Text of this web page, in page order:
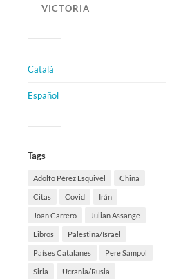
VICTORIA
Català
Español
Tags
Adolfo Pérez Esquivel China
Citas Covid Irán
Joan Carrero Julian Assange
Libros Palestina/Israel
Países Catalanes Pere Sampol
Siria Ucrania/Rusia